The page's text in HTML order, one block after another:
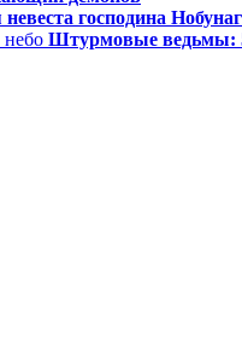
господина
Штурмовые ведьмы: